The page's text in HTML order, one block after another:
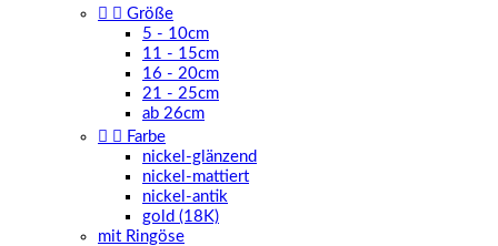
  Größe
5 - 10cm
11 - 15cm
16 - 20cm
21 - 25cm
ab 26cm
  Farbe
nickel-glänzend
nickel-mattiert
nickel-antik
gold (18K)
mit Ringöse